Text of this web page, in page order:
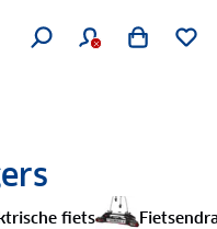
fiets